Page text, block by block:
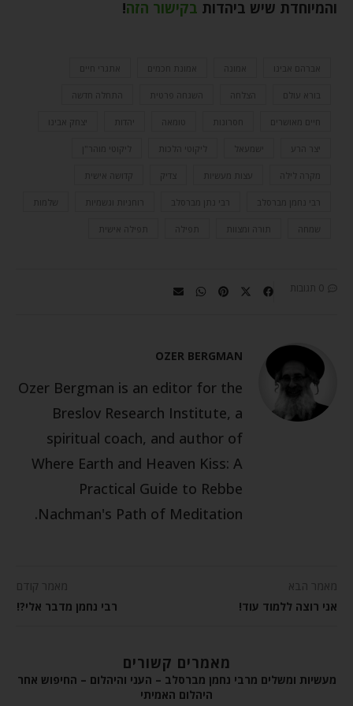
והמיוחדת שיש ביהדות בקישור הזה!
אברהם אבינו אמונת חכמים אתגרי חיים
בורא עולם הצלחה השגחה פרטית התחלה חדשה
חיים מאושרים חסרונות טומאה יצחק אבינו
יצר הרע ישמעאל ליקוטי הלכות ליקוטי מוהר"ן
מקרה לילה עצות מעשיות צדיק קדושה אישית
רבי נחמן מברסלב רבי נתן מברסלב רוחניות וגשמיות שלמות
שמחה תורה ומצוות תפילה תפילה אישית
0 תגובות
OZER BERGMAN
Ozer Bergman is an editor for the
Breslov Research Institute, a
spiritual coach, and author of
Where Earth and Heaven Kiss: A
Practical Guide to Rebbe
Nachman's Path of Meditation.
מאמר הבא
אני רוצה ללמוד עוד!
מאמר קודם
רבי נחמן מדבר אלי?!
מאמרים קשורים
מעשיות ומשלים מרבי נחמן מברסלב – העני והיהלום – החיפוש אחר
היהלום האמיתי